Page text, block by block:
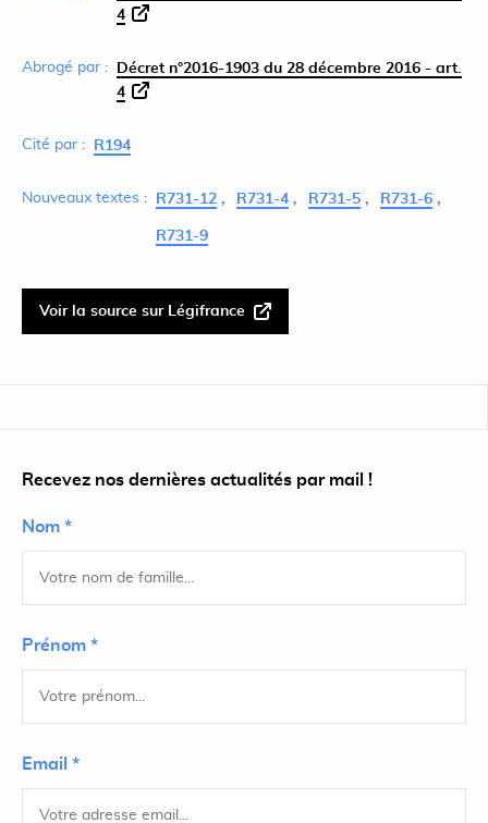
4
Abrogé par :
Décret n°2016-1903 du 28 décembre 2016 - art.
4
Cité par : R194
Nouveaux textes : R731-12 R731-4 R731-5 R731-6
R731-9
Voir la source sur Légifrance
Recevez nos dernières actualités par mail !
Nom *
Prénom *
Email *